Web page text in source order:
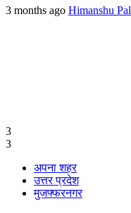
3 months ago Himanshu Pal
3
3
अपना शहर
उत्तर प्रदेश
मुजफ्फरनगर